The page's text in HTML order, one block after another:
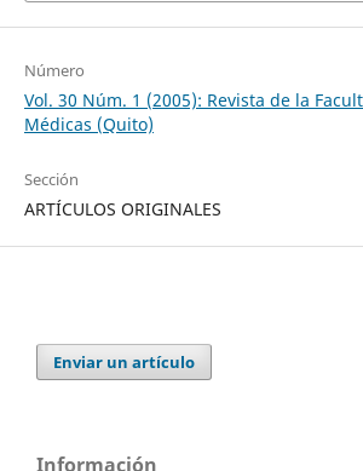
Número
Vol. 30 Núm. 1 (2005): Revista de la
Médicas (Quito)
Sección
ARTÍCULOS ORIGINALES
Enviar un artículo
Información